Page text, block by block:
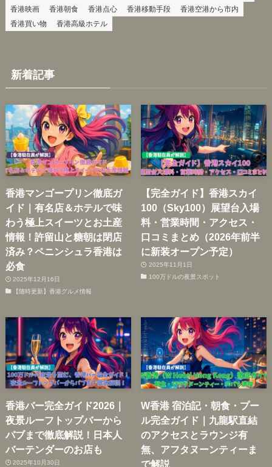
香港映画
香港朝食 香港点心 香港移動手段
香港空港から市内
香港買い物
香港高級ホテル
新着記事
香港マンゴープリン徹底ガ
イド｜有名店＆ホテルで味
わう極上スイーツとお土産
情報！許留山と糖朝は閉店
済み？ペニンシュラ香港は
必食
2025年12月16日
【随時更新】香港グルメ情報
【完全ガイド】香港スカイ
100（Sky100）展望台入場
料・営業時間・アクセス・
口コミまとめ（2026年前半
に新装オープン予定）
2025年11月1日
100万ドルの夜景スポット
香港バー完全ガイド2026｜
夜景ルーフトップバーから
パブまで徹底解説！日本人
バーテンダーのお店も
2025年10月30日
W香港 宿泊記・朝食・プー
ル完全ガイド｜九龍駅直結
のアクセスとラウンジ有
無、アフタヌーンティーま
で解説